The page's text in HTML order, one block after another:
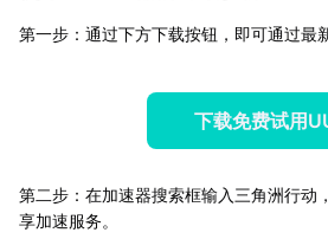
第一步：通过下方下载按钮，即可通过最
下载免费试用
第二步：在加速器搜索框输入三角洲行动
享加速服务。